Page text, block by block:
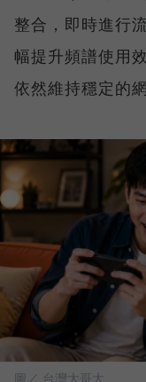
整合，即時進行
幅提升頻譜使用
依然維持穩定的
圖／ 台灣大哥大